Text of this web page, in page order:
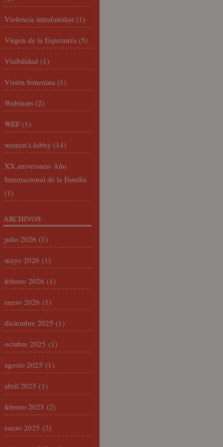
Violencia intrafamiliar (1)
Virgen de la Esperanza (5)
Visibilidad (1)
Visión femenina (1)
Webinars (2)
WEF (1)
women's lobby (14)
XX aniversario Año
Internacional de la Familia
(1)
ARCHIVOS
julio 2026 (1)
mayo 2026 (1)
febrero 2026 (1)
enero 2026 (1)
diciembre 2025 (1)
octubre 2025 (1)
agosto 2025 (1)
abril 2025 (1)
febrero 2025 (2)
enero 2025 (3)